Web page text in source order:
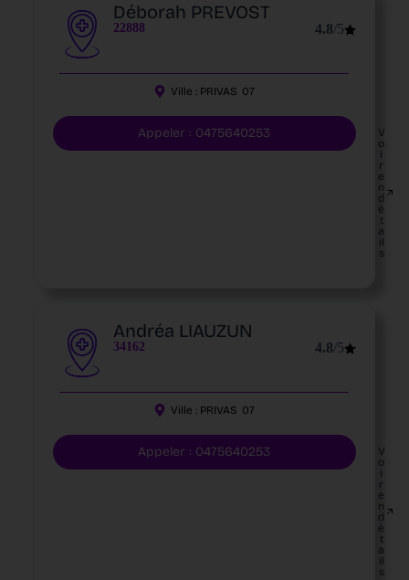
Déborah PREVOST
22888 4.8/5
Ville : PRIVAS 07
Appeler : 0475640253
V
o
i
r
e
n
d
é
t
a
il
s
Andréa LIAUZUN
34162 4.8/5
Ville : PRIVAS 07
Appeler : 0475640253
V
o
i
r
e
n
d
é
t
a
il
s